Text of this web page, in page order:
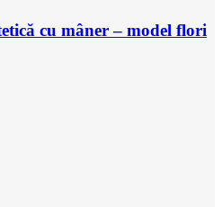
cu mâner – model flori